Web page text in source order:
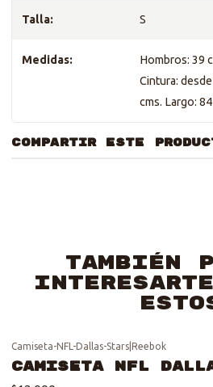
Talla: S
Medidas:
Hombros: 39
Cintura:
cms. Largo:
COMPARTIR ESTE
También
Camiseta-NFL-Dallas-Stars| Reebok
Camiseta NFL